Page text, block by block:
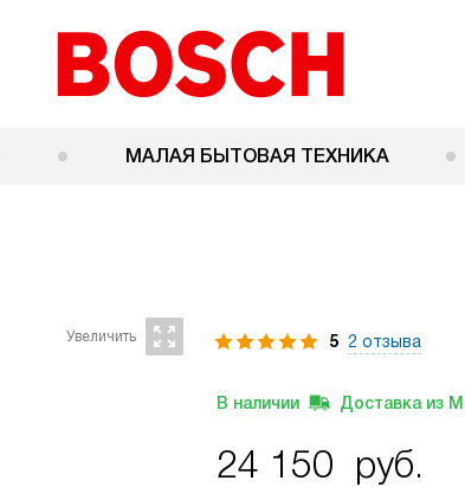
МАЛАЯ БЫТОВАЯ ТЕХНИКА
5 2 отзыва
В наличии Доставка из
24 150 руб.